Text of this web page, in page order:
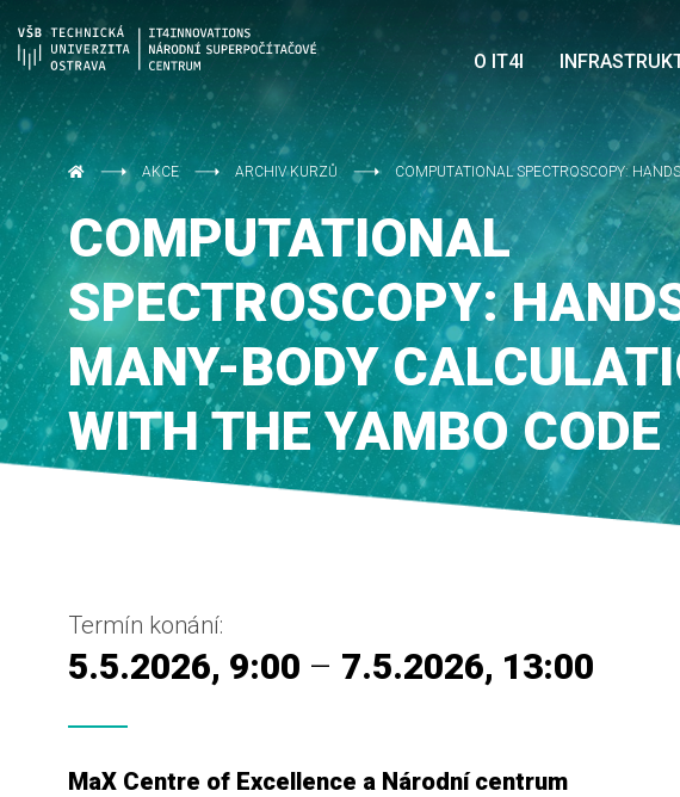
O IT4I
AKCE ARCHIV KURZŮ COMPUTATIONAL SPECTROSCOPY:
COMPUTATIONAL
SPECTROSCOPY:
MANY-BODY
WITH THE YAMBO CODE
Termín konání:
5.5.2026, 9:00 – 7.5.2026, 13:00
MaX Centre of Excellence a Národní centrum